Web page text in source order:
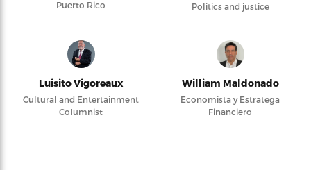
Puerto Rico
Politics and justice
Luisito Vigoreaux
Cultural and Entertainment
Columnist
William Maldonado
Economista y Estratega
Financiero